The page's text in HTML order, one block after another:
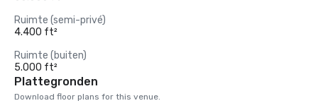
Ruimte (semi-privé)
4.400 ft²
Ruimte (buiten)
5.000 ft²
Plattegronden
Download floor plans for this venue.